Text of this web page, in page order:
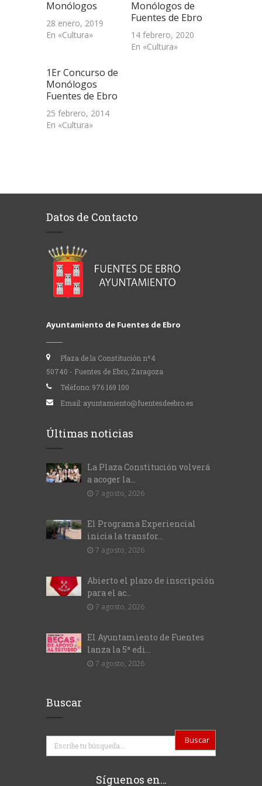
Monólogos
28 enero, 2019
En «Cultura»
Monólogos de
Fuentes de Ebro
14 febrero, 2020
En «Cultura»
1Er Concurso de
Monólogos
Fuentes de Ebro
25 febrero, 2014
En «Cultura»
Datos de Contacto
Ayuntamiento de Fuentes de Ebro
Plaza de la Constitución nº4
50740 - Fuentes de Ebro, Zaragoza
Teléfono: 976 169 100
Email: ayuntamiento@fuentesdeebro.es
Últimas noticias
La Plaza Constitución volverá
a acoger la...
7 agosto, 2026
El Programa Experiencial
inicia la transfor...
7 agosto, 2026
Abierto el plazo de inscripción
para el ac...
7 agosto, 2026
El Ayuntamiento de Fuentes
lanza la 5ª edi...
7 agosto, 2026
Buscar
Buscar
Síguenos en…